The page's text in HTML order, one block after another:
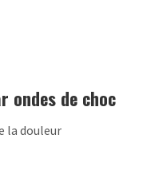
ondes de choc
la douleur